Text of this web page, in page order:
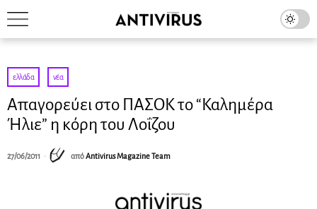
ελλάδα · νέα
Απαγορεύει στο ΠΑΣΟΚ το “Καλημέρα
Ήλιε” η κόρη του Λοΐζου
27/06/2011 απόAntivirus Magazine Team